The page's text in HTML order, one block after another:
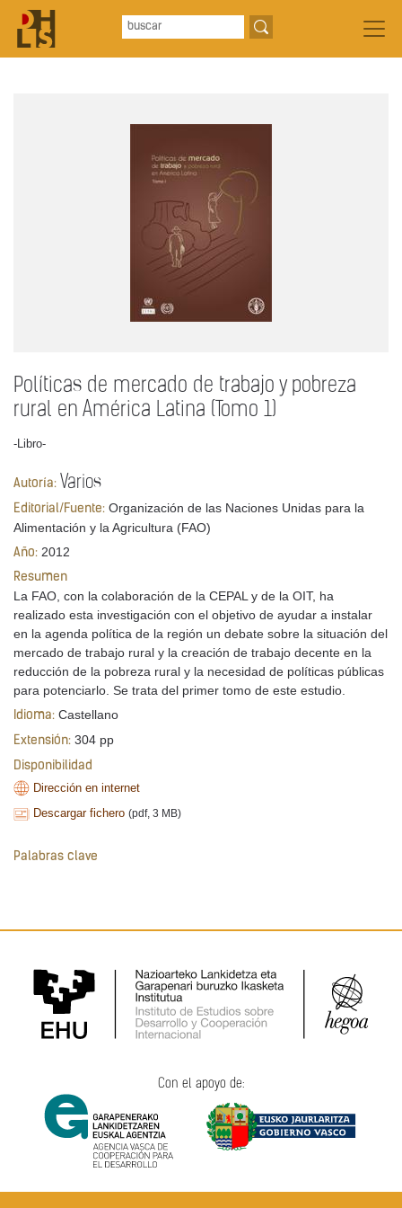
Políticas de mercado de trabajo y pobreza
rural en América Latina (Tomo 1)
-Libro-
Autoría: Varios
Editorial/Fuente: Organización de las Naciones Unidas para la
Alimentación y la Agricultura (FAO)
Año: 2012
Resumen
La FAO, con la colaboración de la CEPAL y de la OIT, ha
realizado esta investigación con el objetivo de ayudar a instalar
en la agenda política de la región un debate sobre la situación del
mercado de trabajo rural y la creación de trabajo decente en la
reducción de la pobreza rural y la necesidad de políticas públicas
para potenciarlo. Se trata del primer tomo de este estudio.
Idioma: Castellano
Extensión: 304 pp
Disponibilidad
Dirección en internet
Descargar fichero (pdf, 3 MB)
Palabras clave
Con el apoyo de: